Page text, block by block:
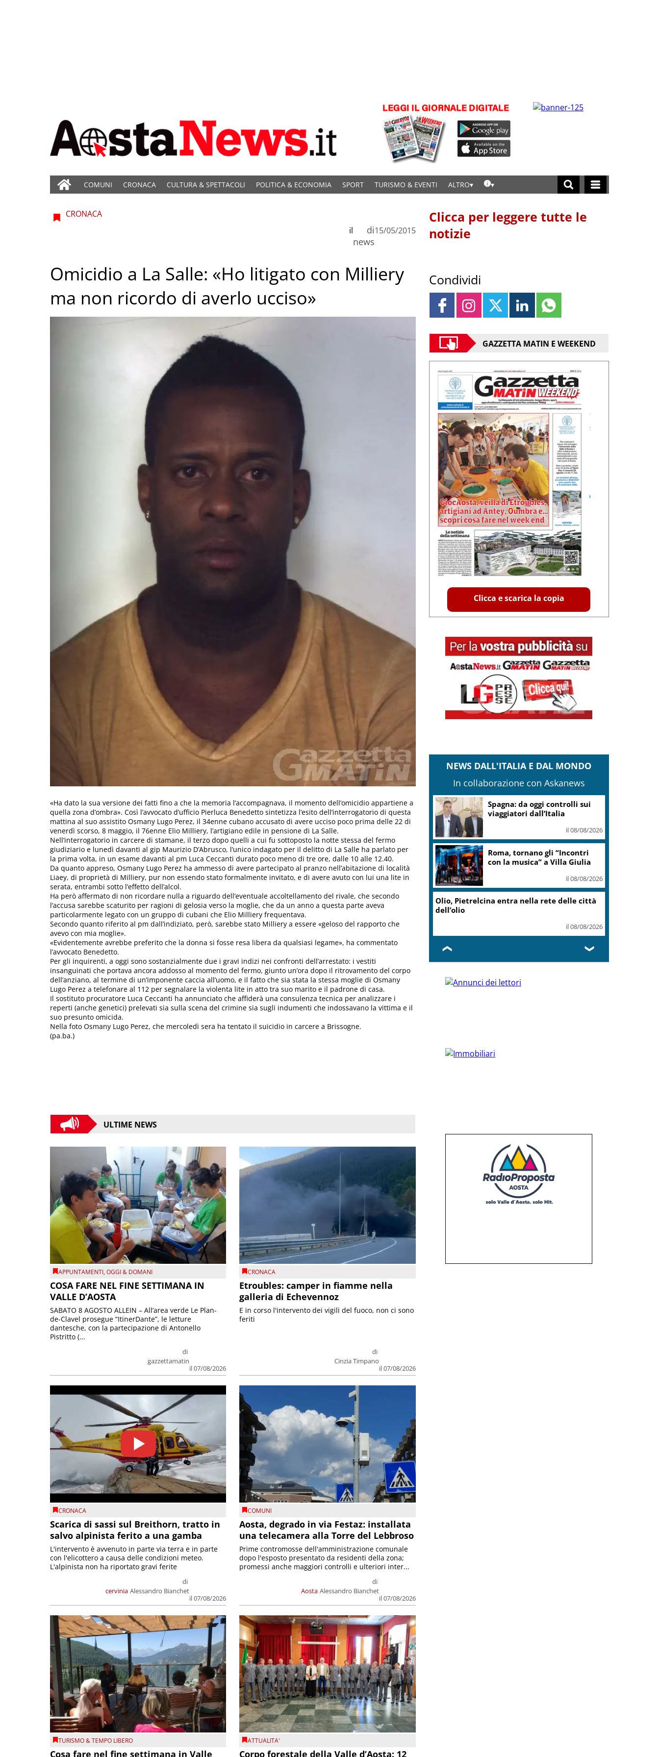
COMUNI CRONACA CULTURA & SPETTACOLI POLITICA & ECONOMIA SPORT TURISMO & EVENTI ALTRO
CRONACA
di
news
il 15/05/2015
Omicidio a La Salle: «Ho litigato con Milliery
ma non ricordo di averlo ucciso»
«Ha dato la sua versione dei fatti fino a che la memoria l’accompagnava, il momento dell’omicidio appartiene a
quella zona d’ombra». Così l’avvocato d’ufficio Pierluca Benedetto sintetizza l’esito dell’interrogatorio di questa
mattina al suo assistito Osmany Lugo Perez, il 34enne cubano accusato di avere ucciso poco prima delle 22 di
venerdì scorso, 8 maggio, il 76enne Elio Milliery, l’artigiano edile in pensione di La Salle.
Nell’interrogatorio in carcere di stamane, il terzo dopo quelli a cui fu sottoposto la notte stessa del fermo
giudiziario e lunedì davanti al gip Maurizio D’Abrusco, l’unico indagato per il delitto di La Salle ha parlato per
la prima volta, in un esame davanti al pm Luca Ceccanti durato poco meno di tre ore, dalle 10 alle 12.40.
Da quanto appreso, Osmany Lugo Perez ha ammesso di avere partecipato al pranzo nell’abitazione di località
Liaey, di proprietà di Milliery, pur non essendo stato formalmente invitato, e di avere avuto con lui una lite in
serata, entrambi sotto l’effetto dell’alcol.
Ha però affermato di non ricordare nulla a riguardo dell’eventuale accoltellamento del rivale, che secondo
l’accusa sarebbe scaturito per ragioni di gelosia verso la moglie, che da un anno a questa parte aveva
particolarmente legato con un gruppo di cubani che Elio Milliery frequentava.
Secondo quanto riferito al pm dall’indiziato, però, sarebbe stato Milliery a essere «geloso del rapporto che
avevo con mia moglie».
«Evidentemente avrebbe preferito che la donna si fosse resa libera da qualsiasi legame», ha commentato
l’avvocato Benedetto.
Per gli inquirenti, a oggi sono sostanzialmente due i gravi indizi nei confronti dell’arrestato: i vestiti
insanguinati che portava ancora addosso al momento del fermo, giunto un’ora dopo il ritrovamento del corpo
dell’anziano, al termine di un’imponente caccia all’uomo, e il fatto che sia stata la stessa moglie di Osmany
Lugo Perez a telefonare al 112 per segnalare la violenta lite in atto tra suo marito e il padrone di casa.
Il sostituto procuratore Luca Ceccanti ha annunciato che affiderà una consulenza tecnica per analizzare i
reperti (anche genetici) prelevati sia sulla scena del crimine sia sugli indumenti che indossavano la vittima e il
suo presunto omicida.
Nella foto Osmany Lugo Perez, che mercoledì sera ha tentato il suicidio in carcere a Brissogne.
(pa.ba.)
ULTIME NEWS
APPUNTAMENTI,OGGI & DOMANI
COSA FARE NEL FINE SETTIMANA IN
VALLE D’AOSTA
di
gazzettamatin
il 07/08/2026
SABATO 8 AGOSTO ALLEIN – All’area verde Le Plan-
de-Clavel prosegue “ItinerDante”, le letture
dantesche, con la partecipazione di Antonello
Pistritto (...
CRONACA
Etroubles: camper in fiamme nella
galleria di Echevennoz
di
Cinzia Timpano
il 07/08/2026
E in corso l'intervento dei vigili del fuoco, non ci sono
feriti
CRONACA
Scarica di sassi sul Breithorn, tratto in
salvo alpinista ferito a una gamba
cervinia
di
Alessandro Bianchet
il 07/08/2026
L'intervento è avvenuto in parte via terra e in parte
con l'elicottero a causa delle condizioni meteo.
L'alpinista non ha riportato gravi ferite
COMUNI
Aosta, degrado in via Festaz: installata
una telecamera alla Torre del Lebbroso
Aosta
di
Alessandro Bianchet
il 07/08/2026
Prime contromosse dell'amministrazione comunale
dopo l'esposto presentato da residenti della zona;
promessi anche maggiori controlli e ulteriori inter...
TURISMO & TEMPO LIBERO
Cosa fare nel fine settimana in Valle
ATTUALITA'
Corpo forestale della Valle d’Aosta: 12
Clicca per leggere tutte le
notizie
Condividi
GAZZETTA MATIN E WEEKEND
Clicca e scarica la copia
NEWS DALL'ITALIA E DAL MONDO
In collaborazione con Askanews
Spagna: da oggi controlli sui
viaggiatori dall’Italia
il 08/08/2026
Roma, tornano gli “Incontri
con la musica” a Villa Giulia
il 08/08/2026
Olio, Pietrelcina entra nella rete delle città
dell’olio
il 08/08/2026
❮ ❯